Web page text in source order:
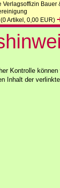
Verlagsoffizin Bauer
0Artikel, 0,00 EUR)
Kontrolle
Inhalt der